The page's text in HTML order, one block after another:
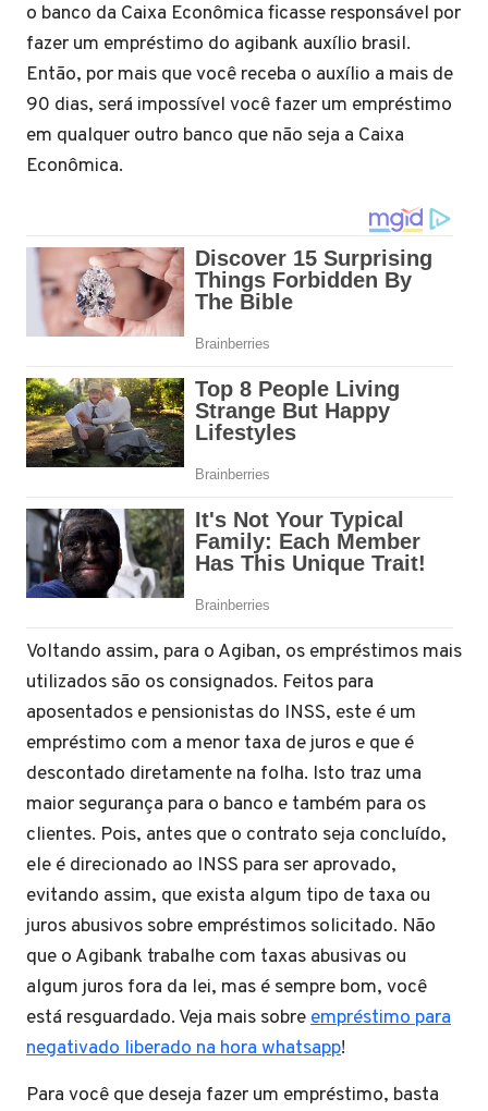
o banco da Caixa Econômica ficasse responsável por
fazer um empréstimo do agibank auxílio brasil.
Então, por mais que você receba o auxílio a mais de
90 dias, será impossível você fazer um empréstimo
em qualquer outro banco que não seja a Caixa
Econômica.
Voltando assim, para o Agiban, os empréstimos mais
utilizados são os consignados. Feitos para
aposentados e pensionistas do INSS, este é um
empréstimo com a menor taxa de juros e que é
descontado diretamente na folha. Isto traz uma
maior segurança para o banco e também para os
clientes. Pois, antes que o contrato seja concluído,
ele é direcionado ao INSS para ser aprovado,
evitando assim, que exista algum tipo de taxa ou
juros abusivos sobre empréstimos solicitado. Não
que o Agibank trabalhe com taxas abusivas ou
algum juros fora da lei, mas é sempre bom, você
está resguardado. Veja mais sobreempréstimo para
negativado liberado na hora whatsapp!
Para você que deseja fazer um empréstimo, basta